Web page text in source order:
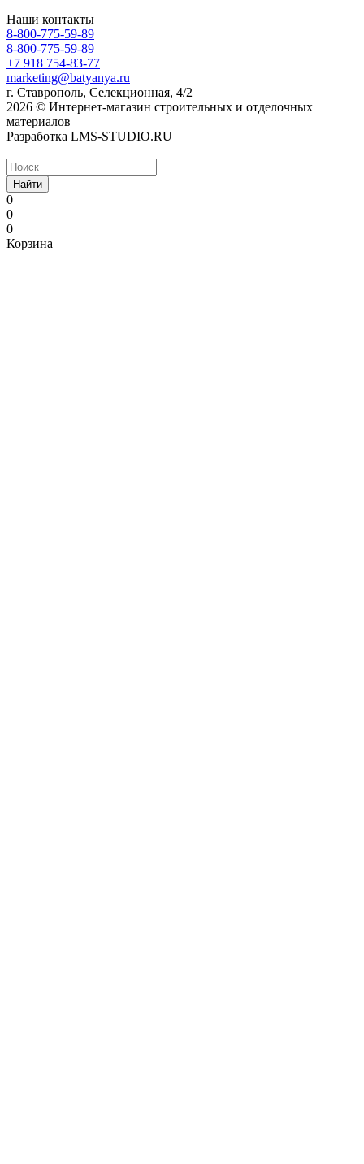
Наши контакты
8-800-775-59-89
8-800-775-59-89
+7 918 754-83-77
marketing@batyanya.ru
г. Ставрополь, Селекционная, 4/2
2026 © Интернет-магазин строительных и отделочных
материалов
Разработка LMS-STUDIO.RU
Найти
0
0
0
Корзина